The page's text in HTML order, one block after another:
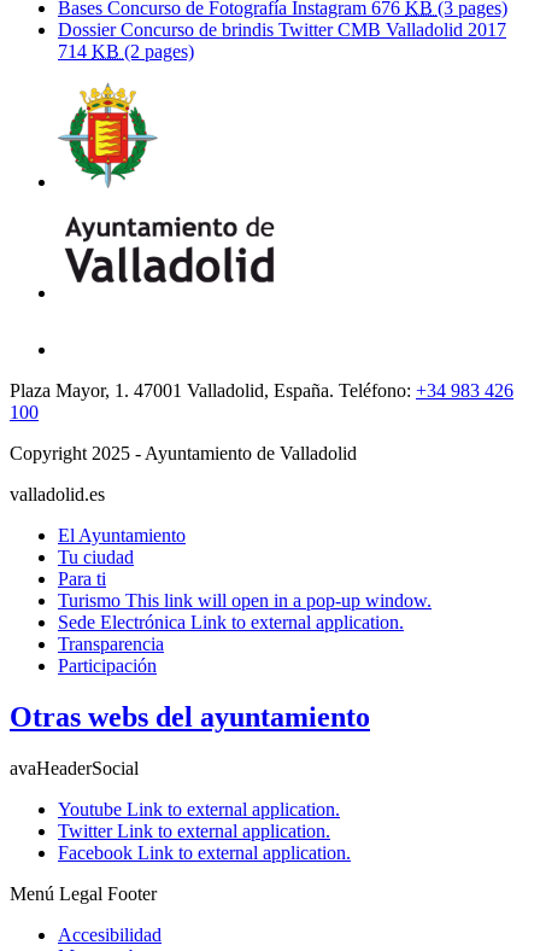
Bases Concurso de Fotografía Instagram 676 KB (3 pages)
Dossier Concurso de brindis Twitter CMB Valladolid 2017
714 KB (2 pages)
Plaza Mayor, 1. 47001 Valladolid, España. Teléfono: +34 983 426
100
Copyright 2025 - Ayuntamiento de Valladolid
valladolid.es
El Ayuntamiento
Tu ciudad
Para ti
Turismo This link will open in a pop-up window.
Sede Electrónica Link to external application.
Transparencia
Participación
Otras webs del ayuntamiento
avaHeaderSocial
Youtube Link to external application.
TwitterLink to external application.
Facebook Link to external application.
Menú Legal Footer
Accesibilidad